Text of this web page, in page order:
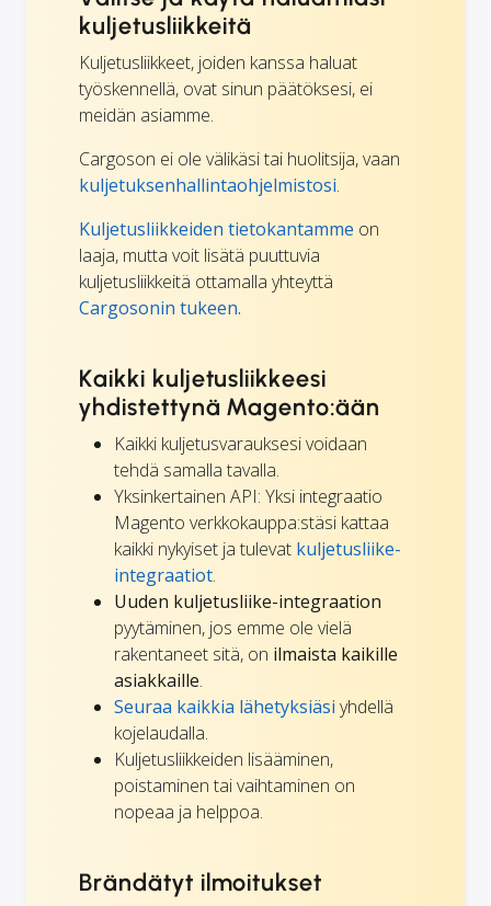
kuljetusliikkeitä
Kuljetusliikkeet, joiden kanssa haluat
työskennellä, ovat sinun päätöksesi, ei
meidän asiamme.
Cargoson ei ole välikäsi tai huolitsija, vaan
kuljetuksenhallintaohjelmistosi.
Kuljetusliikkeiden tietokantamme on
laaja, mutta voit lisätä puuttuvia
kuljetusliikkeitä ottamalla yhteyttä
Cargosonin tukeen.
Kaikki kuljetusliikkeesi
yhdistettynä Magento:ään
Kaikki kuljetusvarauksesi voidaan
tehdä samalla tavalla.
Yksinkertainen API: Yksi integraatio
Magento verkkokauppa:stäsi kattaa
kaikki nykyiset ja tulevat kuljetusliike-
integraatiot.
Uuden kuljetusliike-integraation
pyytäminen, jos emme ole vielä
rakentaneet sitä, on ilmaista kaikille
asiakkaille.
Seuraa kaikkia lähetyksiäsi yhdellä
kojelaudalla.
Kuljetusliikkeiden lisääminen,
poistaminen tai vaihtaminen on
nopeaa ja helppoa.
Brändätyt ilmoitukset